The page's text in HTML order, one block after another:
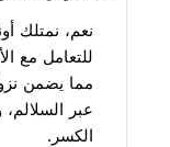
نعم، نمتلك
للتعامل مع
مما يضمن
عبر السلالم،
الكسر.